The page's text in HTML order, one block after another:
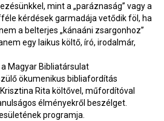
mint a „paráznaság” vagy a
kérdések garmadája vetődik föl, ha
a belterjes „kánaáni zsargonhoz”
egy laikus költő, író, irodalmár,
Magyar Bibliatársulat
ökumenikus bibliafordítás
Rita költővel, műfordítóval
élményekről beszélget.
programja.